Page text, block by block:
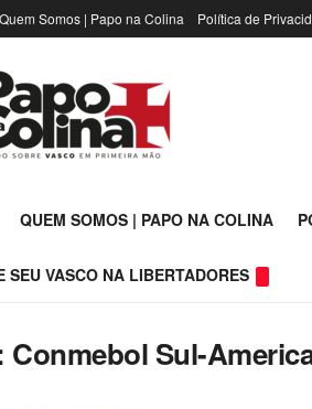
Quem Somos | Papo na Colina Política de
QUEM SOMOS | PAPO NA COLINA
SEU VASCO NA LIBERTADORES
Conmebol Sul-